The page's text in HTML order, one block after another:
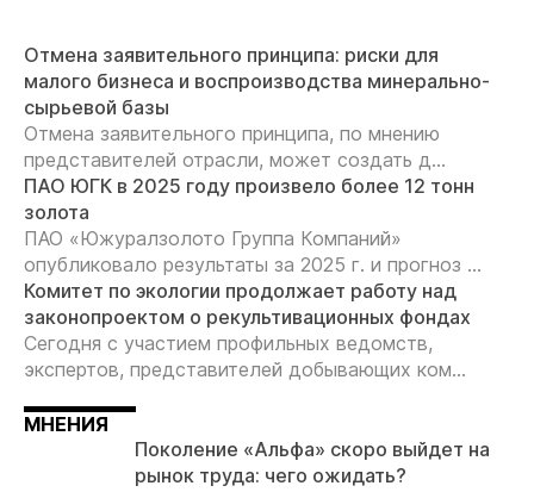
Отмена заявительного принципа: риски для
малого бизнеса и воспроизводства минерально-
сырьевой базы
Отмена заявительного принципа, по мнению
представителей отрасли, может создать д...
ПАО ЮГК в 2025 году произвело более 12 тонн
золота
ПАО «Южуралзолото Группа Компаний»
опубликовало результаты за 2025 г. и прогноз ...
Комитет по экологии продолжает работу над
законопроектом о рекультивационных фондах
Сегодня с участием профильных ведомств,
экспертов, представителей добывающих ком...
МНЕНИЯ
Поколение «Альфа» скоро выйдет на
рынок труда: чего ожидать?